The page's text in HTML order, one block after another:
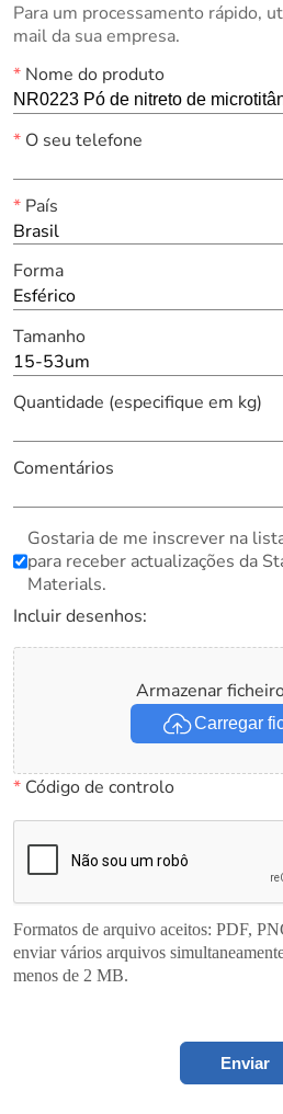
Para um processamento rápido,
mail da sua empresa.
*Nome do produto
*O seu telefone
*País
Brasil
Forma
Esférico
Tamanho
15-53um
Quantidade (especifique em kg)
Comentários
Gostaria de me inscrever na
para receber actualizações da
Materials.
Incluir desenhos:
Armazenar
Carregar
*Código de controlo
Formatos de arquivo aceitos: PDF,
enviar vários arquivos
menos de 2 MB.
Enviar